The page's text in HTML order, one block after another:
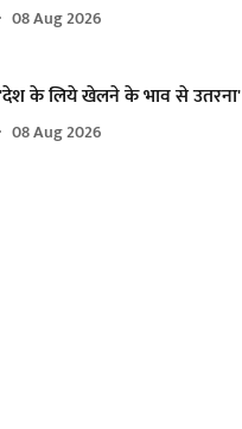
08 Aug 2026
'देश के लिये खेलने के भाव से उतरना'
08 Aug 2026